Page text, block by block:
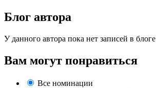
Блог автора
У данного автора пока нет записей в блоге
Вам могут понравиться
Все номинации